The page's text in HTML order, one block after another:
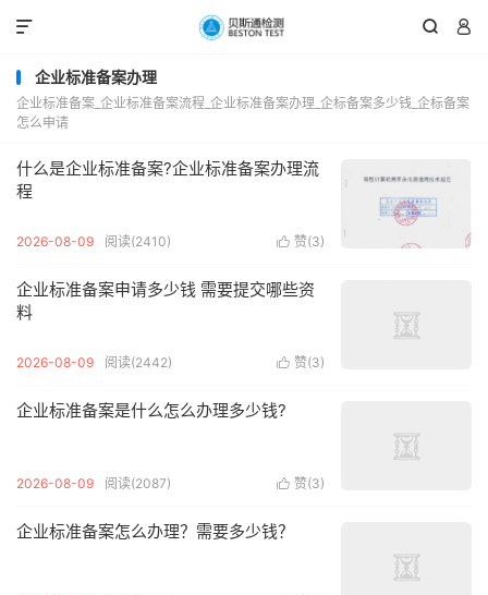
 

企业标准备案办理
企业标准备案_企业标准备案流程_企业标准备案办理_企标备案多少钱_企标备案
怎么申请
什么是企业标准备案?企业标准备案办理流
程
 赞(3)
2026-08-09 阅读(2410)
企业标准备案申请多少钱 需要提交哪些资
料
 赞(3)
2026-08-09 阅读(2442)
企业标准备案是什么怎么办理多少钱?
 赞(3)
2026-08-09 阅读(2087)
企业标准备案怎么办理？需要多少钱？